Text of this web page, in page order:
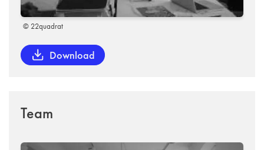
© 22quadrat
Download
Team